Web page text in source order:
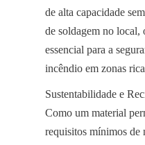
de alta capacidade
de soldagem no local,
essencial para a
incêndio em zonas
Sustentabilidade e
Como um material
requisitos mínimos de